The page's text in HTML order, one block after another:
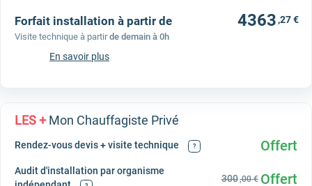
Forfait installation à partir de 4363 ,27 €
Visite technique à partir de demain à 0h
En savoir plus
LES +Mon Chauffagiste Privé
Rendez-vous devis + visite technique ? Offert
Audit d'installation par organisme
Offert
300,00 €